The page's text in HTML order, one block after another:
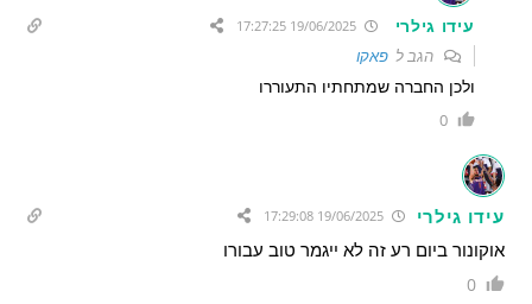
עידו גילרי 19/06/2025 17:27:25
הגב לפאקו
ולכן החברה שמתחתיו התעוררו
0
עידו גילרי 19/06/2025 17:29:08
אוקונור ביום רע זה לא ייגמר טוב עבורו
0